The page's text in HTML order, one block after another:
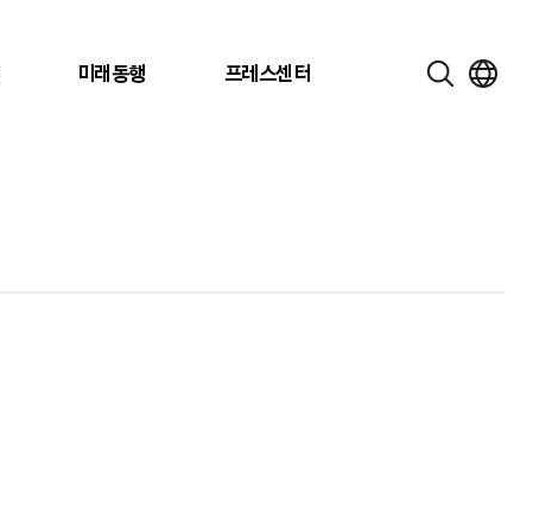
미래동행 프레스센터